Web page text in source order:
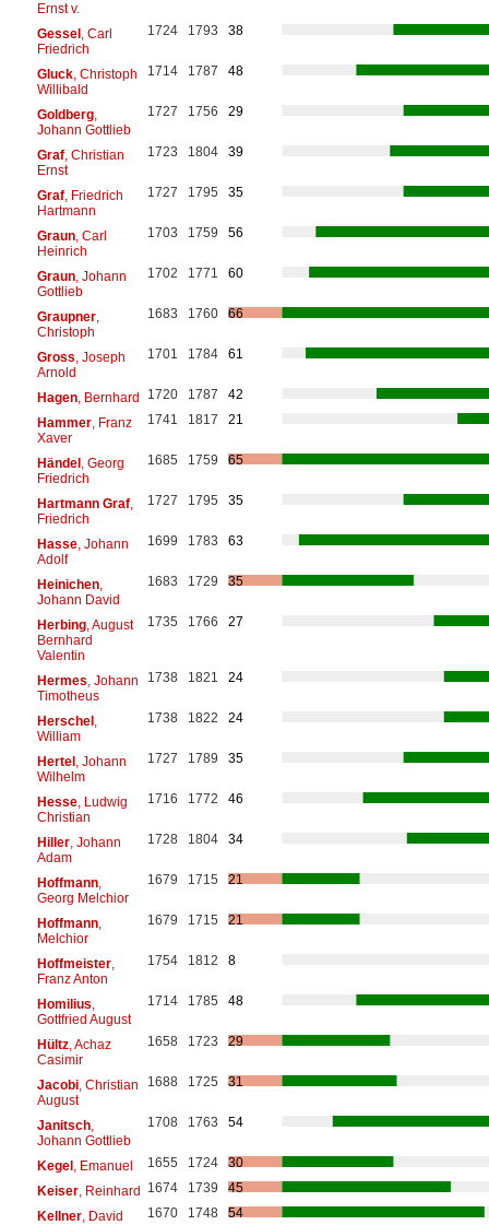
Ernst v.
Gessel, Carl
Friedrich
1724 1793 38
Gluck, Christoph
Willibald
1714 1787 48
Goldberg,
Johann Gottlieb
1727 1756 29
Graf, Christian
Ernst
1723 1804 39
Graf, Friedrich
Hartmann
1727 1795 35
Graun, Carl
Heinrich
1703 1759 56
Graun, Johann
Gottlieb
1702 1771 60
Graupner,
Christoph
1683 1760 66
Gross , Joseph
Arnold
1701 1784 61
Hagen, Bernhard 1720 1787
42
Hammer, Franz
Xaver
1741 1817 21
Händel, Georg
Friedrich
1685 1759 65
Hartmann Graf,
Friedrich
1727 1795 35
Hasse, Johann
Adolf
1699 1783 63
Heinichen,
Johann David
1683 1729 35
Herbing, August
Bernhard
Valentin
1735 1766 27
Hermes , Johann
Timotheus
1738 1821 24
Herschel,
William
1738 1822 24
Hertel, Johann
Wilhelm
1727 1789 35
Hesse, Ludwig
Christian
1716 1772 46
Hiller, Johann
Adam
1728 1804 34
Hoffmann,
Georg Melchior
1679 1715 21
Hoffmann,
Melchior
1679 1715 21
Hoffmeister,
Franz Anton
1754 1812 8
Homilius
Gottfried August
1714 1785 48
Hültz, Achaz
Casimir
1658 1723 29
Jacobi, Christian
August
1688 1725 31
Janitsch,
Johann Gottlieb
1708 1763 54
Kegel, Emanuel 1655 1724
30
Keiser, Reinhard 1674 1739
45
Kellner, David 1670 1748
54